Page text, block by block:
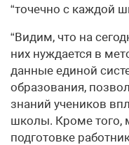
“точечно с каждой
“Видим, что на
них нуждается в
данные единой
образования,
знаний учеников
школы. Кроме того,
подготовке